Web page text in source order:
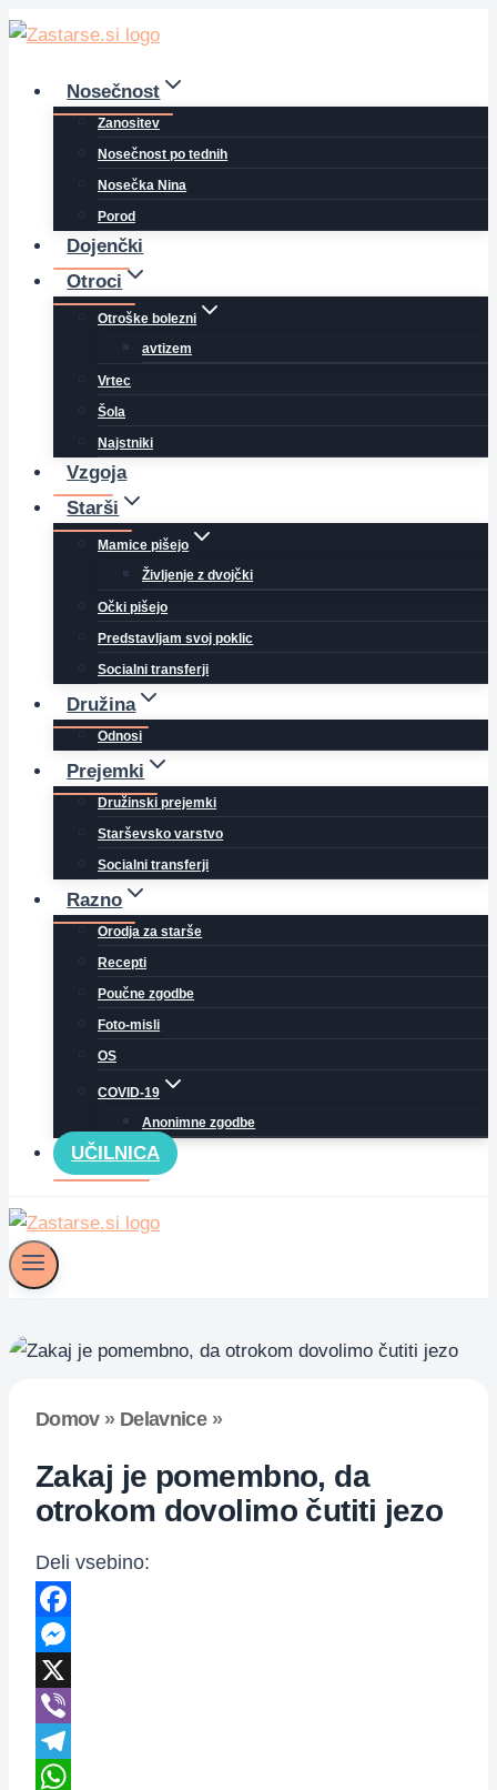
Skip
contentNosečnost
Zanositev
Nosečnost po tednih
Nosečka Nina
Porod
Dojenčki
Otroci
Otroške bolezni
avtizem
Vrtec
Šola
Najstniki
Vzgoja
Starši
Mamice pišejo
Življenje z dvojčki
Očki pišejo
Predstavljam svoj poklic
Socialni transferji
Družina
Odnosi
Prejemki
Družinski prejemki
Starševsko varstvo
Socialni transferji
Razno
Orodja za starše
Recepti
Poučne zgodbe
Foto-misli
OS
COVID-19
Anonimne zgodbe
UČILNICA
Domov» Delavnice»
Zakaj je pomembno, da
otrokom dovolimo čutiti jezo
Deli vsebino:
Facebook
Messenger
X
Viber
Telegram